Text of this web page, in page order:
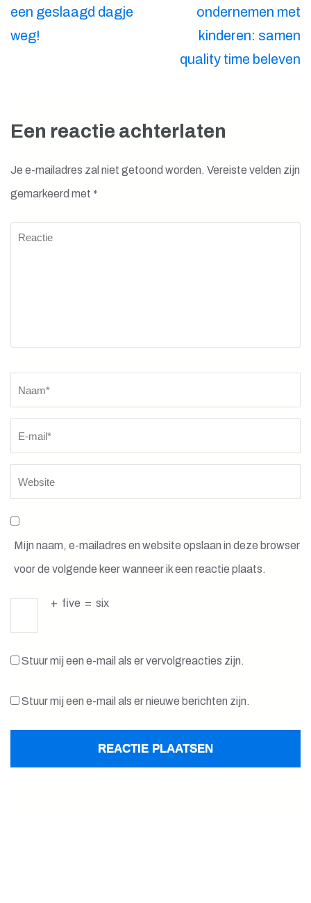
een geslaagd dagje
weg!
ondernemen met
kinderen: samen
quality time beleven
Een reactie achterlaten
Je e-mailadres zal niet getoond worden. Vereiste velden zijn
gemarkeerd met *
Reactie
Mijn naam, e-mailadres en website opslaan in deze browser
voor de volgende keer wanneer ik een reactie plaats.
+ five = six
Stuur mij een e-mail als er vervolgreacties zijn.
Stuur mij een e-mail als er nieuwe berichten zijn.